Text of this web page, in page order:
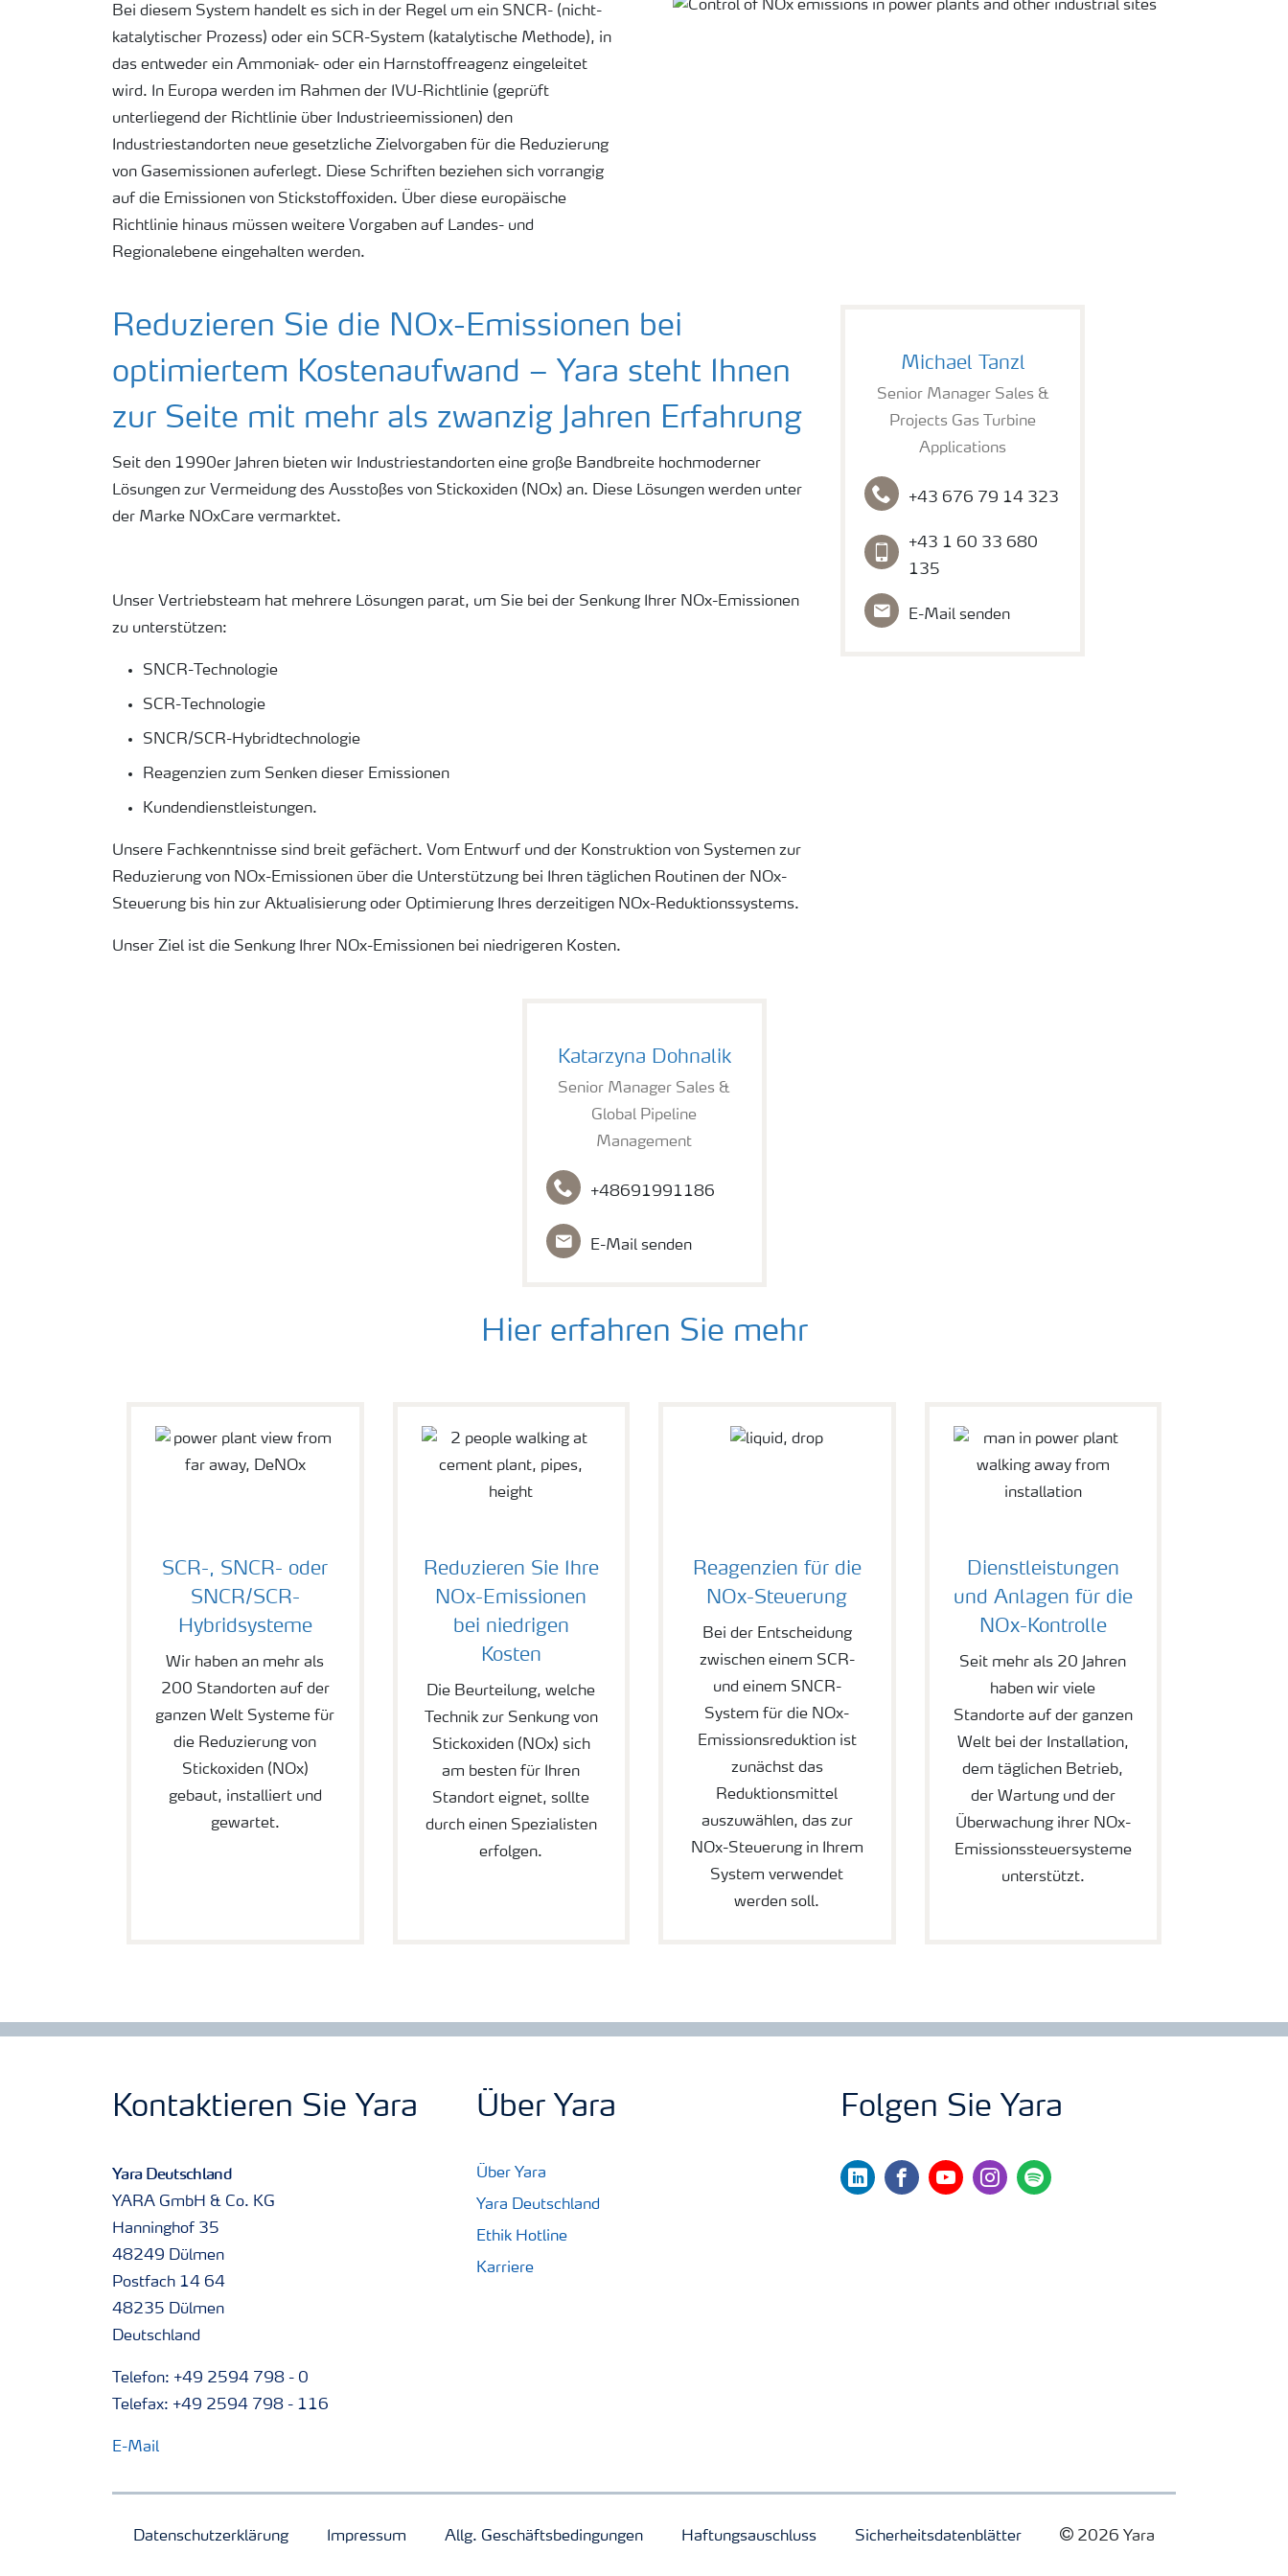
Bei diesem System handelt es sich in der Regel um ein SNCR- (nicht-
katalytischer Prozess) oder ein SCR-System (katalytische Methode), in
das entweder ein Ammoniak- oder ein Harnstoffreagenz eingeleitet
wird. In Europa werden im Rahmen der IVU-Richtlinie (geprüft
unterliegend der Richtlinie über Industrieemissionen) den
Industriestandorten neue gesetzliche Zielvorgaben für die Reduzierung
von Gasemissionen auferlegt. Diese Schriften beziehen sich vorrangig
auf die Emissionen von Stickstoffoxiden. Über diese europäische
Richtlinie hinaus müssen weitere Vorgaben auf Landes- und
Regionalebene eingehalten werden.
Reduzieren Sie die NOx-Emissionen bei
optimiertem Kostenaufwand – Yara steht Ihnen
zur Seite mit mehr als zwanzig Jahren Erfahrung
Seit den 1990er Jahren bieten wir Industriestandorten eine große Bandbreite hochmoderner
Lösungen zur Vermeidung des Ausstoßes von Stickoxiden (NOx) an. Diese Lösungen werden unter
der Marke NOxCare vermarktet.
Unser Vertriebsteam hat mehrere Lösungen parat, um Sie bei der Senkung Ihrer NOx-Emissionen
zu unterstützen:
SNCR-Technologie
SCR-Technologie
SNCR/SCR-Hybridtechnologie
Reagenzien zum Senken dieser Emissionen
Kundendienstleistungen.
Unsere Fachkenntnisse sind breit gefächert. Vom Entwurf und der Konstruktion von Systemen zur
Reduzierung von NOx-Emissionen über die Unterstützung bei Ihren täglichen Routinen der NOx-
Steuerung bis hin zur Aktualisierung oder Optimierung Ihres derzeitigen NOx-Reduktionssystems.
Unser Ziel ist die Senkung Ihrer NOx-Emissionen bei niedrigeren Kosten.
Michael Tanzl
Senior Manager Sales &
Projects Gas Turbine
Applications
+43 676 79 14 323
+43 1 60 33 680
135
E-Mail senden
Katarzyna Dohnalik
Senior Manager Sales &
Global Pipeline
Management
+48691991186
E-Mail senden
Hier erfahren Sie mehr
SCR-, SNCR- oder
SNCR/SCR-
Hybridsysteme
Wir haben an mehr als
200 Standorten auf der
ganzen Welt Systeme für
die Reduzierung von
Stickoxiden (NOx)
gebaut, installiert und
gewartet.
Reduzieren Sie Ihre
NOx-Emissionen
bei niedrigen
Kosten
Die Beurteilung, welche
Technik zur Senkung von
Stickoxiden (NOx) sich
am besten für Ihren
Standort eignet, sollte
durch einen Spezialisten
erfolgen.
Reagenzien für die
NOx-Steuerung
Bei der Entscheidung
zwischen einem SCR-
und einem SNCR-
System für die NOx-
Emissionsreduktion ist
zunächst das
Reduktionsmittel
auszuwählen, das zur
NOx-Steuerung in Ihrem
System verwendet
werden soll.
Dienstleistungen
und Anlagen für die
NOx-Kontrolle
Seit mehr als 20 Jahren
haben wir viele
Standorte auf der ganzen
Welt bei der Installation,
dem täglichen Betrieb,
der Wartung und der
Überwachung ihrer NOx-
Emissionssteuersysteme
unterstützt.
Kontaktieren Sie Yara
Yara Deutschland
YARA GmbH & Co. KG
Hanninghof 35
48249 Dülmen
Postfach 14 64
48235 Dülmen
Deutschland
Telefon: +49 2594 798 - 0
Telefax: +49 2594 798 - 116
E-Mail
Über Yara
Über Yara
Yara Deutschland
Ethik Hotline
Karriere
Folgen Sie Yara
linkedinfacebookyoutubeinstagram
spotify
Datenschutzerklärung Impressum Allg. Geschäftsbedingungen Haftungsauschluss Sicherheitsdatenblätter 2026 Yara